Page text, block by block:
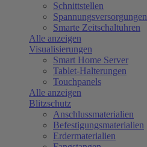
Schnittstellen
Spannungsversorgungen
Smarte Zeitschaltuhren
Alle anzeigen
Visualisierungen
Smart Home Server
Tablet-Halterungen
Touchpanels
Alle anzeigen
Blitzschutz
Anschlussmaterialien
Befestigungsmaterialien
Erdermaterialien